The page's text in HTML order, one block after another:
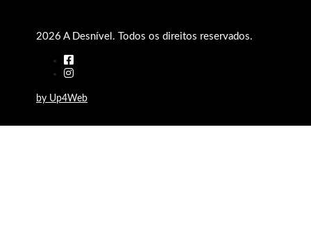
2026 A Desnível. Todos os direitos reservados.
by Up4Web